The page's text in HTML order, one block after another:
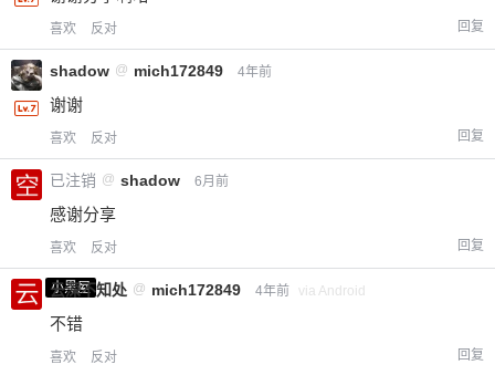
元 元 元
¥
喜欢 反对 回复
shadow @ mich172849 4年前
谢谢
喜欢 反对 回复
已注销 @ shadow 6月前
感谢分享
喜欢 反对 回复
小黑屋
云深不知处 @ mich172849 4年前 via Android
不错
喜欢 反对 回复
限。
6位以上